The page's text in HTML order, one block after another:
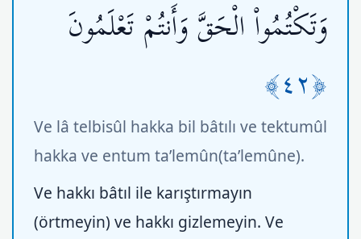
وَتَكْتُمُواْ الْحَقَّ وَأَنتُمْ تَعْلَمُونَ
﴿٤٢﴾
Ve lâ telbisûl hakka bil bâtılı ve tektumûl
hakka ve entum ta’lemûn(ta’lemûne).
Ve hakkı bâtıl ile karıştırmayın
(örtmeyin) ve hakkı gizlemeyin. Ve